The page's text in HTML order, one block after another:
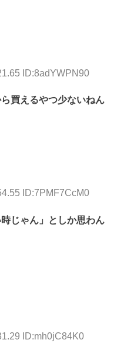
ID:8adYWPN90
買えるやつ少ないねん
ID:7PMF7CcM0
じゃん」としか思わん
ID:mh0jC84K0